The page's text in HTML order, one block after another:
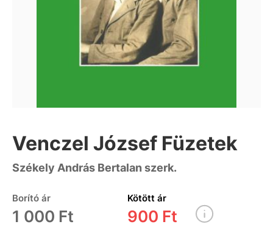
Venczel József Füzetek
Székely András Bertalan szerk.
Borító ár
1 000 Ft
Kötött ár
900 Ft